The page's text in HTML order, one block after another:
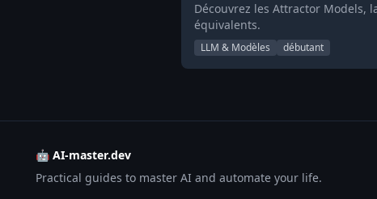
Découvrez les Attractor Models,
équivalents.
LLM & Modèles débutant
🤖 AI-master.dev
Practical guides to master AI and automate your life.